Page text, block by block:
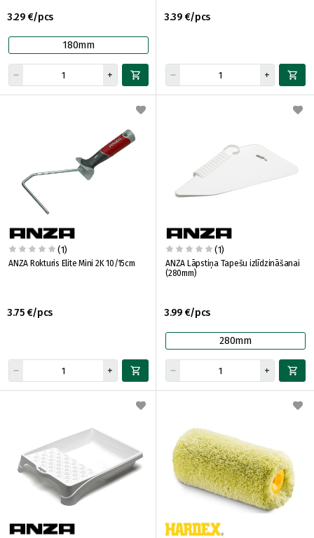
3.29 €/pcs
180mm
3.39 €/pcs
(1)
ANZA Rokturis Elite Mini 2K 10/15cm
3.75 €/pcs
(1)
ANZA Lāpstiņa Tapešu izlīdzināšanai
(280mm)
3.99 €/pcs
280mm